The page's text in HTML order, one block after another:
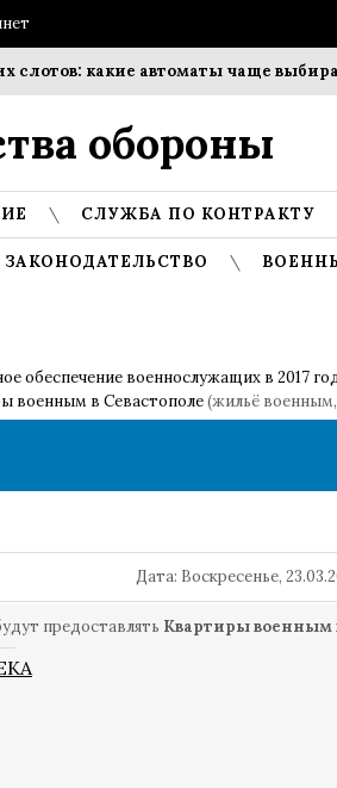
какие автоматы чаще выбирают
обороны
СЛУЖБА ПО КОНТРАКТУ
обеспечение военнослужащих в 2017
военным в Севастополе(жильё
Дата: Воскресенье,
предоставлять Квартиры военным